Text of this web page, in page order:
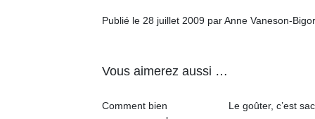
Publié le 28 juillet 2009 par Anne Vaneson-
Vous aimerez aussi …
Comment bien
Le goûter, c’est
occupations
simple.
jours, c’est